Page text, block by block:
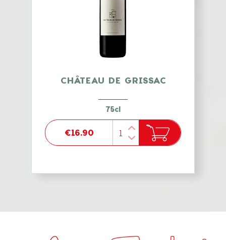
CHÂTEAU DE GRISSAC
75cl
€16.90